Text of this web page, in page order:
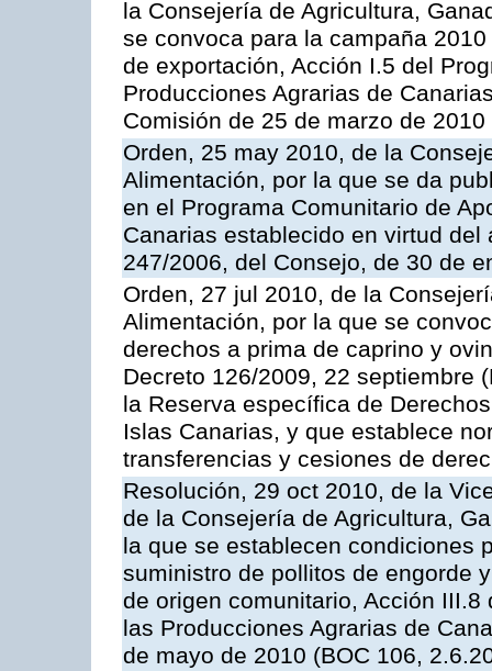
la Consejería de Agricultura,
se convoca para la campaña
de exportación, Acción I.5 del
Producciones Agrarias de
Comisión de 25 de marzo de 2010
Orden, 25 may 2010, de la
Alimentación, por la que se da
en el Programa Comunitario de
Canarias establecido en virtud del
247/2006, del Consejo, de 30 de
Orden, 27 jul 2010, de la
Alimentación, por la que se
derechos a prima de caprino y
Decreto 126/2009, 22 septiembre
la Reserva específica de
Islas Canarias, y que establece
transferencias y cesiones de
Resolución, 29 oct 2010, de la
de la Consejería de Agricultura,
la que se establecen condiciones
suministro de pollitos de engorde
de origen comunitario, Acción
las Producciones Agrarias de
de mayo de 2010 (BOC 106,